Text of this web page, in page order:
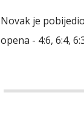
Novak je
opena - 4:6, 6:4,